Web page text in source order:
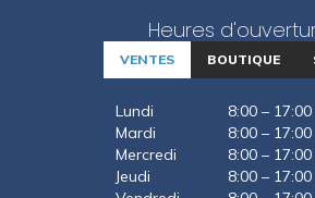
Heures
VENTES BOUTIQUE
Lundi
8:00 – 17:00
Mardi
8:00 – 17:00
Mercredi
8:00 – 17:00
Jeudi
8:00 – 17:00